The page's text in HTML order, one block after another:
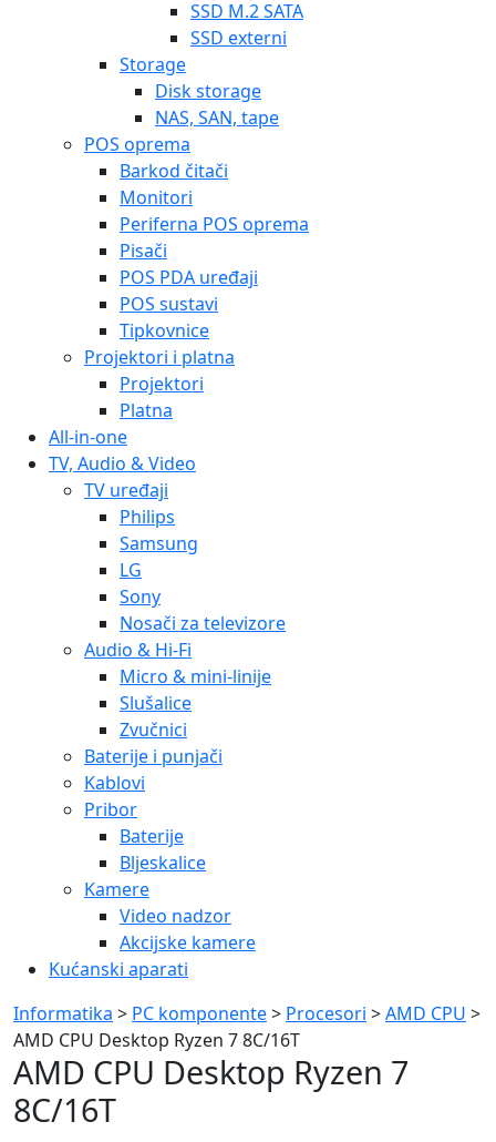
SSD M.2 SATA
SSD externi
Storage
Disk storage
NAS, SAN, tape
POS oprema
Barkod čitači
Monitori
Periferna POS oprema
Pisači
POS PDA uređaji
POS sustavi
Tipkovnice
Projektori i platna
Projektori
Platna
All-in-one
TV, Audio & Video
TV uređaji
Philips
Samsung
LG
Sony
Nosači za televizore
Audio & Hi-Fi
Micro & mini-linije
Slušalice
Zvučnici
Baterije i punjači
Kablovi
Pribor
Baterije
Bljeskalice
Kamere
Video nadzor
Akcijske kamere
Kućanski aparati
Informatika > PC komponente> Procesori >AMD CPU >
AMD CPU Desktop Ryzen 7 8C/16T
AMD CPU Desktop Ryzen 7
8C/16T